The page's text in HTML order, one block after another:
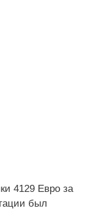
4129 Евро за
был